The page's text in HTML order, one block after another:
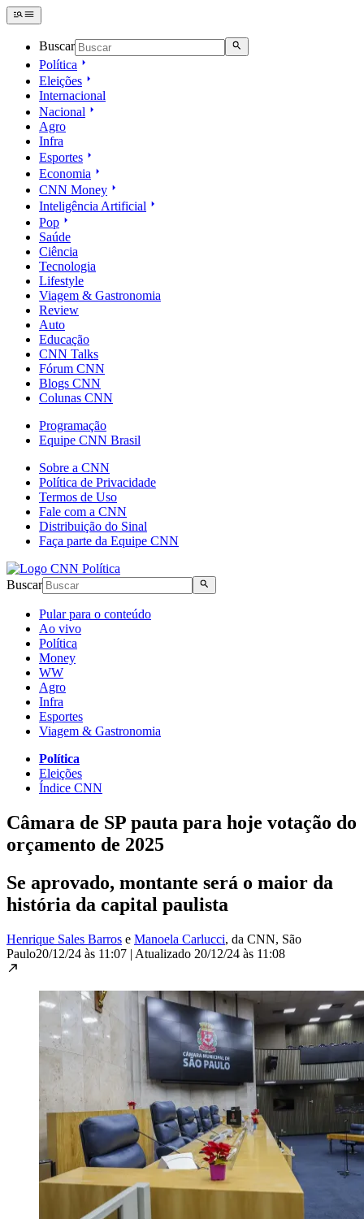
Buscar
Política
Eleições
Internacional
Nacional
Agro
Infra
Esportes
Economia
CNN Money
Inteligência Artificial
Pop
Saúde
Ciência
Tecnologia
Lifestyle
Viagem & Gastronomia
Review
Auto
Educação
CNN Talks
Fórum CNN
Blogs CNN
Colunas CNN
Programação
Equipe CNN Brasil
Sobre a CNN
Política de Privacidade
Termos de Uso
Fale com a CNN
Distribuição do Sinal
Faça parte da Equipe CNN
Buscar
Pular para o conteúdo
Ao vivo
Política
Money
WW
Agro
Infra
Esportes
Viagem & Gastronomia
Política
Eleições
Índice CNN
Câmara de SP pauta para hoje votação do
orçamento de 2025
Se aprovado, montante será o maior da
história da capital paulista
Henrique Sales Barros e Manoela Carlucci, da CNN, São
Paulo20/12/24 às 11:07 | Atualizado 20/12/24 às 11:08